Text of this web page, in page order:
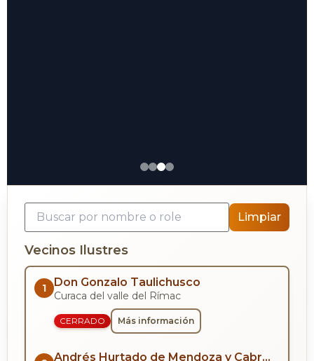
Limpiar
Vecinos Ilustres
1 Don Gonzalo Taulichusco
Curaca del valle del Rímac
CERRADO Más información
Andrés Hurtado de Mendoza y Cabrera